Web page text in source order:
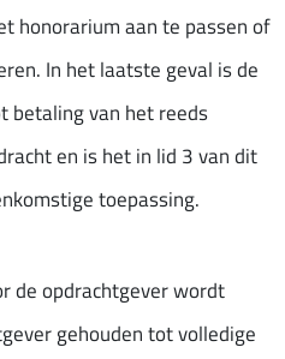
honorarium aan te passen of
In het laatste geval is de
betaling van het reeds
en is het in lid 3 van dit
toepassing.
de opdrachtgever wordt
gehouden tot volledige